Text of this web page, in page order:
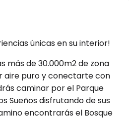
únicas en su interior!
más de 30.000m2 de zona
aire puro y conectarte con
caminar por el Parque
Sueños disfrutando de sus
encontrarás el Bosque